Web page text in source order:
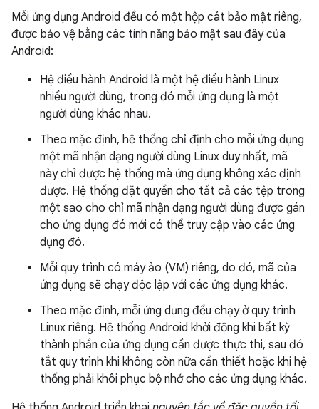
Mỗi ứng dụng Android đều có một hộp cát bảo mật riêng,
được bảo vệ bằng các tính năng bảo mật sau đây của
Android:
Hệ điều hành Android là một hệ điều hành Linux
nhiều người dùng, trong đó mỗi ứng dụng là một
người dùng khác nhau.
Theo mặc định, hệ thống chỉ định cho mỗi ứng dụng
một mã nhận dạng người dùng Linux duy nhất, mã
này chỉ được hệ thống mà ứng dụng không xác định
được. Hệ thống đặt quyền cho tất cả các tệp trong
một sao cho chỉ mã nhận dạng người dùng được gán
cho ứng dụng đó mới có thể truy cập vào các ứng
dụng đó.
Mỗi quy trình có máy ảo (VM) riêng, do đó, mã của
ứng dụng sẽ chạy độc lập với các ứng dụng khác.
Theo mặc định, mỗi ứng dụng đều chạy ở quy trình
Linux riêng. Hệ thống Android khởi động khi bất kỳ
thành phần của ứng dụng cần được thực thi, sau đó
tắt quy trình khi không còn nữa cần thiết hoặc khi hệ
thống phải khôi phục bộ nhớ cho các ứng dụng khác.